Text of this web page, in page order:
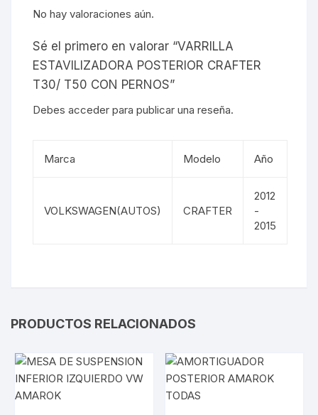
No hay valoraciones aún.
Sé el primero en valorar “VARRILLA
ESTAVILIZADORA POSTERIOR CRAFTER
T30/ T50 CON PERNOS”
Debes acceder para publicar una reseña.
Marca Modelo Año
VOLKSWAGEN(AUTOS) CRAFTER
2012
-
2015
PRODUCTOS RELACIONADOS